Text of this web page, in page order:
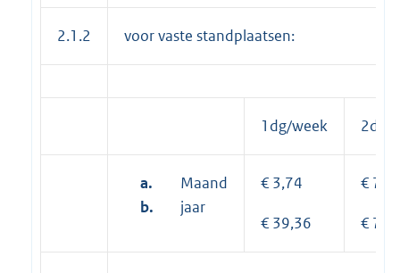
2.1.2 voor vaste standplaatsen:
1dg/week
a.
Maand
b.
jaar
€ 3,74
€ 39,36
€
€